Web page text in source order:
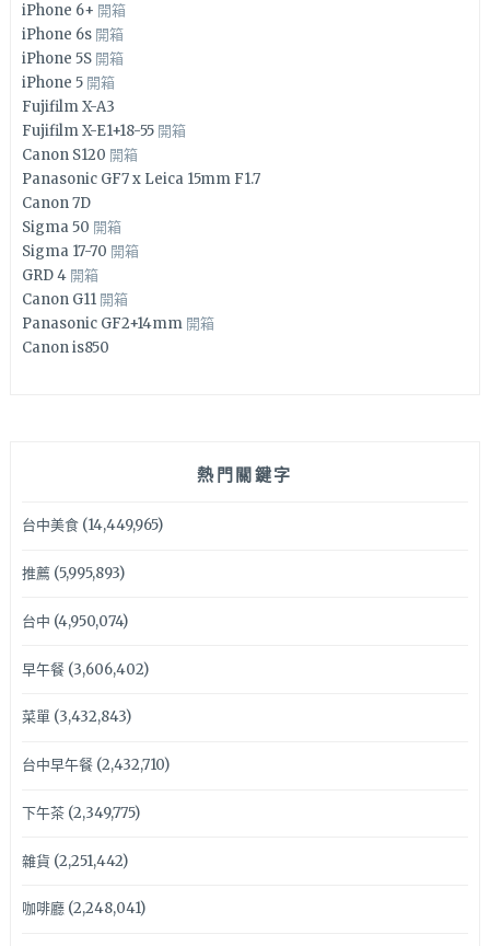
iPhone 6+ 開箱
iPhone 6s 開箱
iPhone 5S 開箱
iPhone 5 開箱
Fujifilm X-A3
Fujifilm X-E1+18-55 開箱
Canon S120 開箱
Panasonic GF7 x Leica 15mm F1.7
Canon 7D
Sigma 50 開箱
Sigma 17-70 開箱
GRD 4 開箱
Canon G11 開箱
Panasonic GF2+14mm 開箱
Canon is850
熱門關鍵字
台中美食(14,449,965)
推薦(5,995,893)
台中 (4,950,074)
早午餐(3,606,402)
菜單(3,432,843)
台中早午餐(2,432,710)
下午茶(2,349,775)
雜貨 (2,251,442)
咖啡廳(2,248,041)